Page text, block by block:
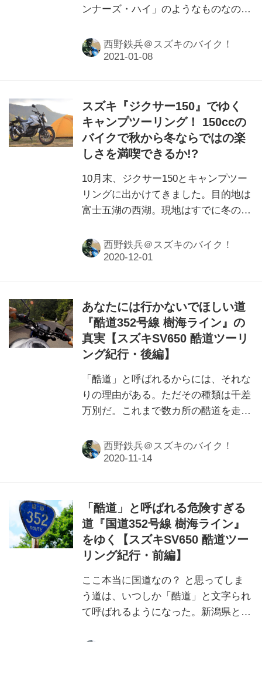
ンナーズ・ハイ」のようなものなの
のか？ ちょっぴりスピリチュアルで
オカルトチックな考察をしたい。
西野鉄兵＠スズキのバイク！
スズキ『ジクサー150』でゆく
キャンプツーリング！ 150ccの
バイクで秋から冬ならではの楽
しさを満喫できるか!?
10月末、ジクサー150とキャンプツー
リングに出かけてきました。目的地は
富士五湖の西湖。現地はすでに冬の空
西野鉄兵＠スズキのバイク！
あなたには行かないでほしい道
『酷道352号線 樹海ライン』の
真実【スズキSV650 酷道ツーリ
ング紀行・後編】
「酷道」と呼ばれるからには、それな
りの理由がある。ただその種類は千差
万別だ。これまで数カ所の酷道を走っ
づいた国道352号線 樹海ラインは、異
質極まりなかった。
西野鉄兵＠スズキのバイク！
「酷道」と呼ばれる危険すぎる
道『国道352号線 樹海ライン』
をゆく【スズキSV650 酷道ツー
リング紀行・前編】
ここ本当に国道なの？ と思ってしま
う道は、いつしか「酷道」と文字られ
て呼ばれるようになった。新潟県と福
界では知られた道だ。果たして、どん